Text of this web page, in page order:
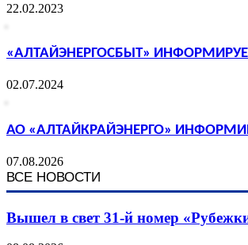
22.02.2023
«АЛТАЙЭНЕРГОСБЫТ»
02.07.2024
АО «АЛТАЙКРАЙЭНЕРГО»
07.08.2026
ВСЕ НОВОСТИ
Вышел в свет 31-й номер